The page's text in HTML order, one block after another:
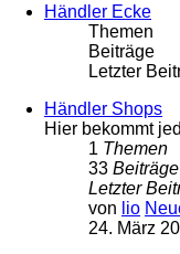
Händler Ecke
Themen
Beiträge
Letzter
Händler Shops
Hier bekommt
1 Themen
33 Beiträge
Letzter
von lio
24. März